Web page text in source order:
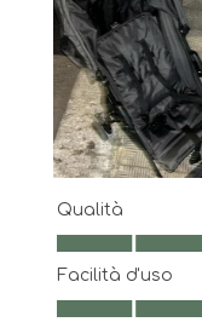
Qualità
Qualità, 4.0 su 5
Facilità d'uso
Facilità d'uso,